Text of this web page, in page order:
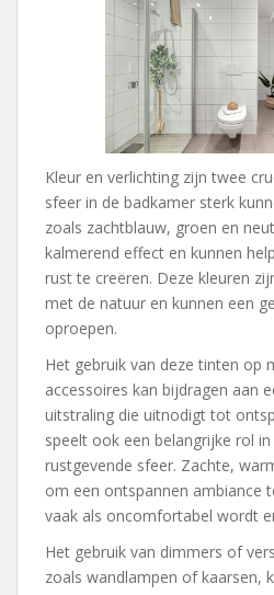
Kleur en verlichting zijn twee
sfeer in de badkamer sterk
zoals zachtblauw, groen en
kalmerend effect en kunnen
rust te creëren. Deze kleuren
met de natuur en kunnen een
oproepen.
Het gebruik van deze tinten op
accessoires kan bijdragen aan
uitstraling die uitnodigt tot
speelt ook een belangrijke rol
rustgevende sfeer. Zachte,
om een ontspannen ambiance
vaak als oncomfortabel wordt
Het gebruik van dimmers of
zoals wandlampen of kaarsen,